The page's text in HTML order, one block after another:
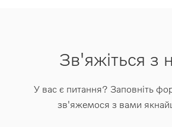
Зв'яжіться з
У вас є питання? Заповніть
зв'яжемося з вами